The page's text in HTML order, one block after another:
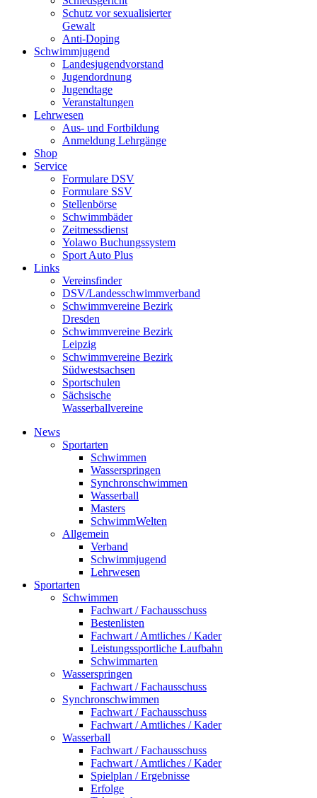
Schutz vor sexualisierter
Gewalt
Anti-Doping
Schwimmjugend
Landesjugendvorstand
Jugendordnung
Jugendtage
Veranstaltungen
Lehrwesen
Aus- und Fortbildung
Anmeldung Lehrgänge
Shop
Service
Formulare DSV
Formulare SSV
Stellenbörse
Schwimmbäder
Zeitmessdienst
Yolawo Buchungssystem
Sport Auto Plus
Links
Vereinsfinder
DSV/Landesschwimmverband
Schwimmvereine Bezirk
Dresden
Schwimmvereine Bezirk
Leipzig
Schwimmvereine Bezirk
Südwestsachsen
Sportschulen
Sächsische
Wasserballvereine
News
Sportarten
Schwimmen
Wasserspringen
Synchronschwimmen
Wasserball
Masters
SchwimmWelten
Allgemein
Verband
Schwimmjugend
Lehrwesen
Sportarten
Schwimmen
Fachwart / Fachausschuss
Bestenlisten
Fachwart / Amtliches / Kader
Leistungssportliche Laufbahn
Schwimmarten
Wasserspringen
Fachwart / Fachausschuss
Synchronschwimmen
Fachwart / Fachausschuss
Fachwart / Amtliches / Kader
Wasserball
Fachwart / Fachausschuss
Fachwart / Amtliches / Kader
Spielplan / Ergebnisse
Erfolge